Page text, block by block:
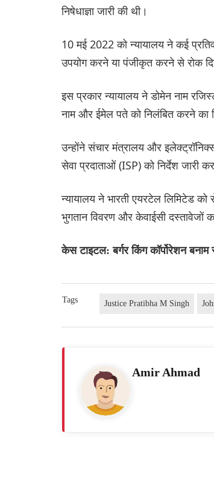
निषेधाज्ञा जारी की थी।
10 मई 2022 को न्यायालय ने कई
उपयोग करने या पंजीकृत करने से रोक
इस प्रकार न्यायालय ने डोमेन नाम
नाम और ईमेल पते को निलंबित करने का
उन्होंने संचार मंत्रालय और
सेवा प्रदाताओं (ISP) को निर्देश जारी
न्यायालय ने भारती एयरटेल लिमिटेड
भुगतान विवरण और केवाईसी दस्तावेजों
केस टाइटल: बर्गर किंग कॉर्पोरेशन
Tags Justice Pratibha M Singh
Amir Ahmad